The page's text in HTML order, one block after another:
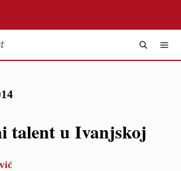
talent u Ivanjskoj